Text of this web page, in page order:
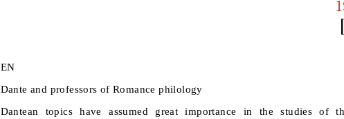
EN
Dante and professors of Romance philology
Dantean topics have assumed great importance in the studies of